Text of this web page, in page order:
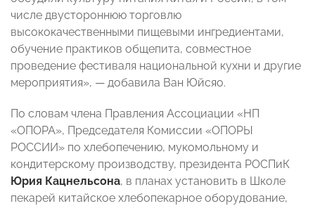
числе двустороннюю торговлю
высококачественными пищевыми ингредиентами,
обучение практиков общепита, совместное
проведение фестиваля национальной кухни и другие
мероприятия», — добавила Ван Юйсяо.
По словам члена Правления Ассоциации «НП
«ОПОРА», Председателя Комиссии «ОПОРЫ
РОССИИ» по хлебопечению, мукомольному и
кондитерскому производству, президента РОСПиК
Юрия Кацнельсона, в планах установить в Школе
пекарей китайское хлебопекарное оборудование,